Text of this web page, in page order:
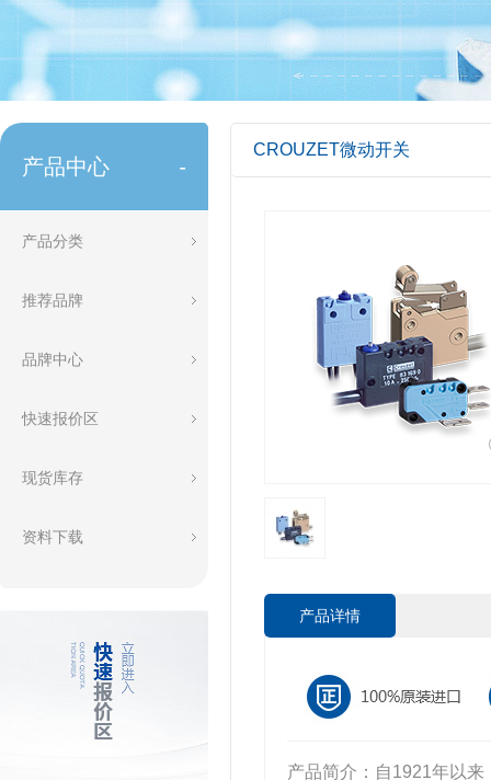
产品中心 -
产品分类
推荐品牌
品牌中心
快速报价区
现货库存
资料下载
CROUZET微动开关
产品详情
产品简介：自1921年以